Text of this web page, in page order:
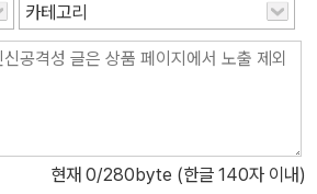
카테고리
현재 0/280byte (한글 140자 이내)